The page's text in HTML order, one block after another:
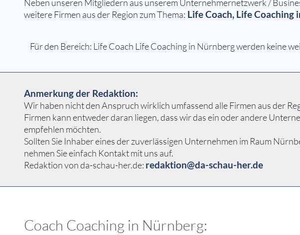
Neben unseren Mitgliedern aus unserem Unternehmernetzwerk /
weitere Firmen aus der Region zum Thema: Life Coach, Life Coaching
Für den Bereich: Life Coach Life Coaching in Nürnberg werden keine
Anmerkung der Redaktion:
Wir haben nicht den Anspruch wirklich umfassend alle Firmen aus der
Firmen kann entweder daran liegen, dass wir das ein oder andere
empfehlen möchten.
Sollten Sie Inhaber eines der zuverlässigen Unternehmen im Raum
nehmen Sie einfach Kontakt mit uns auf.
Redaktion von da-schau-her.de: redaktion@da-schau-her.de
Coach Coaching in Nürnberg: